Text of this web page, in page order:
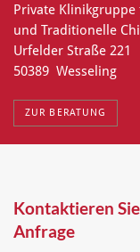
Private
und Traditionelle
Urfelder Straße 221
50389 Wesseling
ZUR BERATUNG
Kontaktieren
Anfrage